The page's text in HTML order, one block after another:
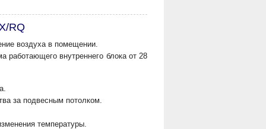
RQ
воздуха в помещении.
работающего внутреннего блока от 28
за подвесным потолком.
температуры.